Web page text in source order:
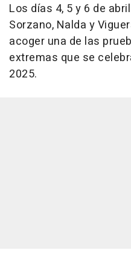
Los días 4, 5 y 6 de
Sorzano, Nalda y
acoger una de las
extremas que se
2025.